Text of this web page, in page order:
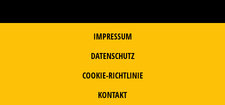
IMPRESSUM
DATENSCHUTZ
COOKIE-RICHTLINIE
KONTAKT